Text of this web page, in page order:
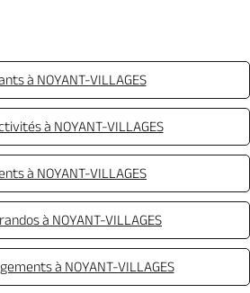
à NOYANT-VILLAGES
à NOYANT-VILLAGES
à NOYANT-VILLAGES
à NOYANT-VILLAGES
à NOYANT-VILLAGES